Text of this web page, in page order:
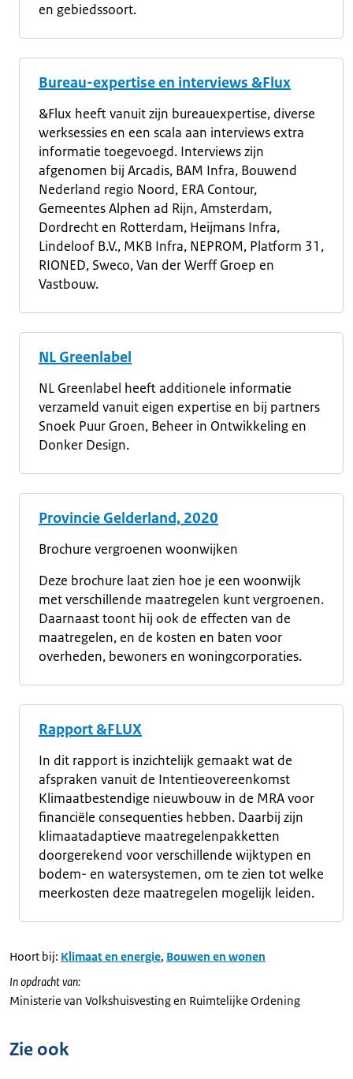
en gebiedssoort.
Bureau-expertise en interviews &Flux
&Flux heeft vanuit zijn bureauexpertise, diverse
werksessies en een scala aan interviews extra
informatie toegevoegd. Interviews zijn
afgenomen bij Arcadis, BAM Infra, Bouwend
Nederland regio Noord, ERA Contour,
Gemeentes Alphen ad Rijn, Amsterdam,
Dordrecht en Rotterdam, Heijmans Infra,
Lindeloof B.V., MKB Infra, NEPROM, Platform 31,
RIONED, Sweco, Van der Werff Groep en
Vastbouw.
NL Greenlabel
NL Greenlabel heeft additionele informatie
verzameld vanuit eigen expertise en bij partners
Snoek Puur Groen, Beheer in Ontwikkeling en
Donker Design.
Provincie Gelderland, 2020
Brochure vergroenen woonwijken
Deze brochure laat zien hoe je een woonwijk
met verschillende maatregelen kunt vergroenen.
Daarnaast toont hij ook de effecten van de
maatregelen, en de kosten en baten voor
overheden, bewoners en woningcorporaties.
Rapport &FLUX
In dit rapport is inzichtelijk gemaakt wat de
afspraken vanuit de Intentieovereenkomst
Klimaatbestendige nieuwbouw in de MRA voor
financiële consequenties hebben. Daarbij zijn
klimaatadaptieve maatregelenpakketten
doorgerekend voor verschillende wijktypen en
bodem- en watersystemen, om te zien tot welke
meerkosten deze maatregelen mogelijk leiden.
Hoort bij: Klimaat en energie, Bouwen en wonen
In opdracht van:
Ministerie van Volkshuisvesting en Ruimtelijke Ordening
Zie ook